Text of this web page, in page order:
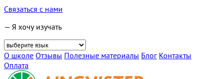
Связаться с нами
— Я хочу изучать
О школе Отзывы Полезные материалы Блог Контакты
Оплата